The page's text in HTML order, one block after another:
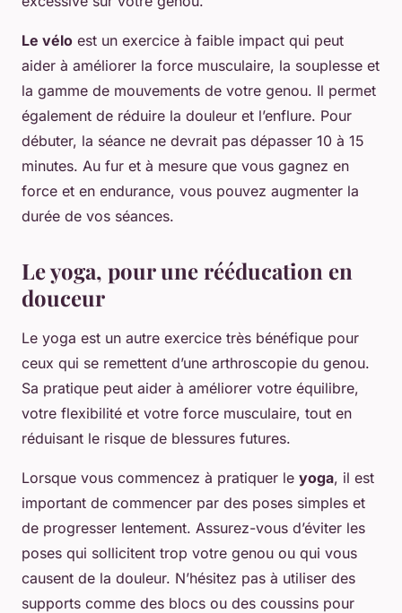
Le vélo est un exercice à faible impact qui peut
aider à améliorer la force musculaire, la souplesse et
la gamme de mouvements de votre genou. Il permet
également de réduire la douleur et l’enflure. Pour
débuter, la séance ne devrait pas dépasser 10 à 15
minutes. Au fur et à mesure que vous gagnez en
force et en endurance, vous pouvez augmenter la
durée de vos séances.
Le yoga, pour une rééducation en
douceur
Le yoga est un autre exercice très bénéfique pour
ceux qui se remettent d’une arthroscopie du genou.
Sa pratique peut aider à améliorer votre équilibre,
votre flexibilité et votre force musculaire, tout en
réduisant le risque de blessures futures.
Lorsque vous commencez à pratiquer le yoga, il est
important de commencer par des poses simples et
de progresser lentement. Assurez-vous d’éviter les
poses qui sollicitent trop votre genou ou qui vous
causent de la douleur. N’hésitez pas à utiliser des
supports comme des blocs ou des coussins pour